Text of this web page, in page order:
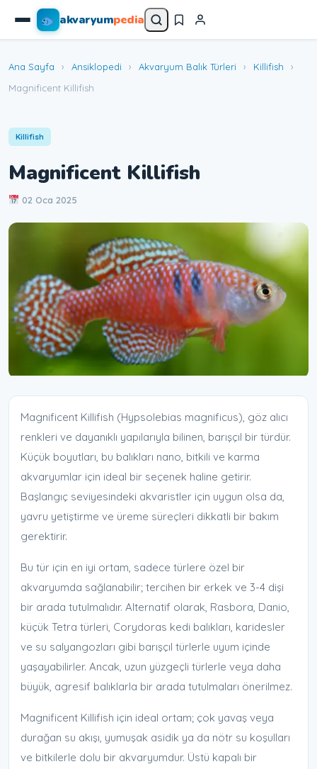
akvaryumpedia
Ana Sayfa › Ansiklopedi › Akvaryum Balık Türleri › Killifish
›
Magnificent Killifish
Killifish
Magnificent Killifish
02 Oca 2025
Magnificent Killifish (Hypsolebias magnificus), göz alıcı
renkleri ve dayanıklı yapılarıyla bilinen, barışçıl bir türdür.
Küçük boyutları, bu balıkları nano, bitkili ve karma
akvaryumlar için ideal bir seçenek haline getirir.
Başlangıç seviyesindeki akvaristler için uygun olsa da,
yavru yetiştirme ve üreme süreçleri dikkatli bir bakım
gerektirir.
Bu tür için en iyi ortam, sadece türlere özel bir
akvaryumda sağlanabilir; tercihen bir erkek ve 3-4 dişi
bir arada tutulmalıdır. Alternatif olarak, Rasbora, Danio,
küçük Tetra türleri, Corydoras kedi balıkları, karidesler
ve su salyangozları gibi barışçıl türlerle uyum içinde
yaşayabilirler. Ancak, uzun yüzgeçli türlerle veya daha
büyük, agresif balıklarla bir arada tutulmaları önerilmez.
Magnificent Killifish için ideal ortam; çok yavaş veya
durağan su akışı, yumuşak asidik ya da nötr su koşulları
ve bitkilerle dolu bir akvaryumdur. Üstü kapalı bir